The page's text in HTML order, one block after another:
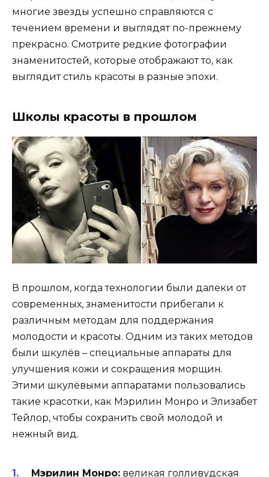
многие звезды успешно справляются с
течением времени и выглядят по-прежнему
прекрасно. Смотрите редкие фотографии
знаменитостей, которые отображают то, как
выглядит стиль красоты в разные эпохи.
Школы красоты в прошлом
В прошлом, когда технологии были далеки от
современных, знаменитости прибегали к
различным методам для поддержания
молодости и красоты. Одним из таких методов
были шкулёв – специальные аппараты для
улучшения кожи и сокращения морщин.
Этими шкулёвыми аппаратами пользовались
такие красотки, как Мэрилин Монро и Элизабет
Тейлор, чтобы сохранить свой молодой и
нежный вид.
Мэрилин Монро: великая голливудская